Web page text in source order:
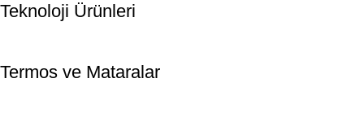
Teknoloji Ürünleri
Termos ve Mataralar